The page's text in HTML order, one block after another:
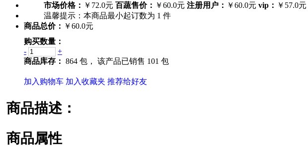
市场价格： ￥72.0元 百蔬售价： ￥60.0元 注册用户： ￥60.0元 vip： ￥57.0元
温馨提示： 本商品最小起订数为 1 件
商品总价： ￥60.0元
购买数量：
-
+
商品库存： 864 包， 该产品已销售 101 包
加入购物车 加入收藏夹 推荐给好友
商品描述：
商品属性